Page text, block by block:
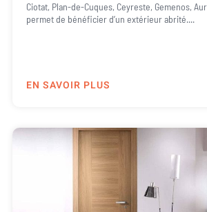
Ciotat, Plan-de-Cuques, Ceyreste, Gemenos,
permet de bénéficier d’un extérieur abrité....
EN SAVOIR PLUS